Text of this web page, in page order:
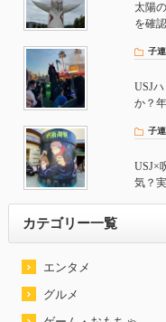
太陽
を確
子
USJ
か？
子
USJ×
気？
カテゴリー一覧
エンタメ
グルメ